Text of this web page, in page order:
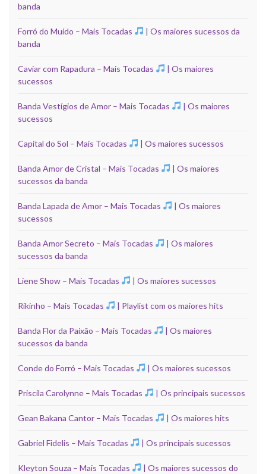
banda
Forró do Muído – Mais Tocadas
| Os maiores sucessos da
banda
Caviar com Rapadura – Mais Tocadas
| Os maiores
sucessos
Banda Vestígios de Amor – Mais Tocadas
| Os maiores
sucessos
Capital do Sol – Mais Tocadas | Os maiores sucessos
Banda Amor de Cristal – Mais Tocadas
| Os maiores
sucessos da banda
Banda Lapada de Amor – Mais Tocadas
| Os maiores
sucessos
Banda Amor Secreto – Mais Tocadas
| Os maiores
sucessos da banda
Liene Show – Mais Tocadas | Os maiores sucessos
Rikinho – Mais Tocadas | Playlist com os maiores hits
Banda Flor da Paixão – Mais Tocadas
| Os maiores
sucessos da banda
Conde do Forró – Mais Tocadas | Os maiores sucessos
Priscila Carolynne – Mais Tocadas | Os principais sucessos
Gean Bakana Cantor – Mais Tocadas | Os maiores hits
Gabriel Fidelis – Mais Tocadas | Os principais sucessos
Kleyton Souza – Mais Tocadas
| Os maiores sucessos do